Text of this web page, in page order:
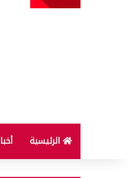
الرئيسية